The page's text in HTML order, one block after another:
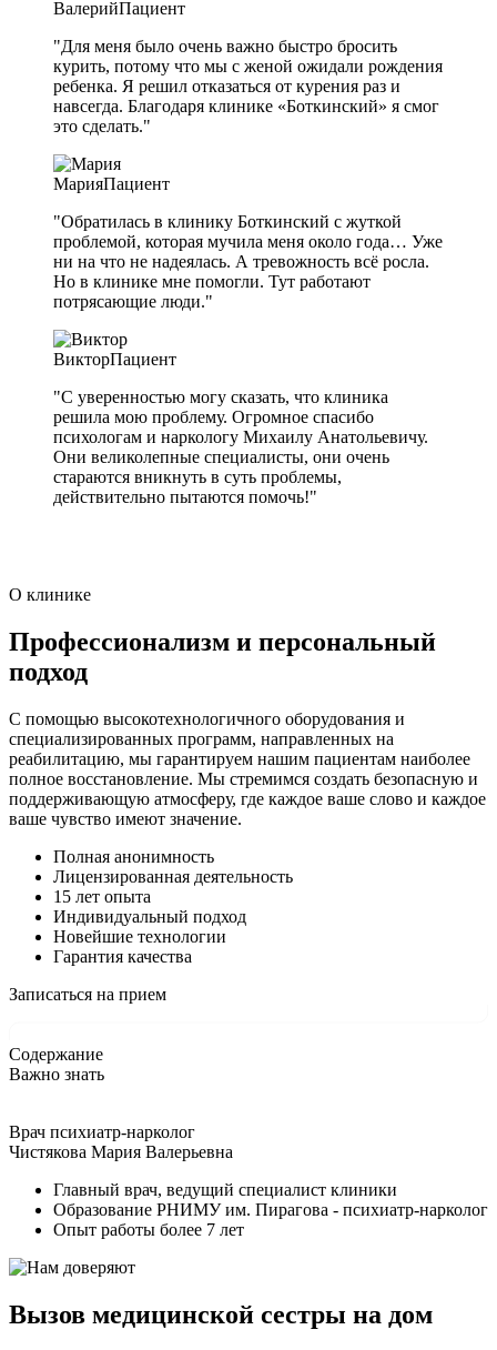
ВалерийПациент
"Для меня было очень важно быстро бросить
курить, потому что мы с женой ожидали рождения
ребенка. Я решил отказаться от курения раз и
навсегда. Благодаря клинике «Боткинский» я смог
это сделать."
МарияПациент
"Обратилась в клинику Боткинский с жуткой
проблемой, которая мучила меня около года… Уже
ни на что не надеялась. А тревожность всё росла.
Но в клинике мне помогли. Тут работают
потрясающие люди."
ВикторПациент
"С уверенностью могу сказать, что клиника
решила мою проблему. Огромное спасибо
психологам и наркологу Михаилу Анатольевичу.
Они великолепные специалисты, они очень
стараются вникнуть в суть проблемы,
действительно пытаются помочь!"
О клинике
Профессионализм и персональный
подход
С помощью высокотехнологичного оборудования и
специализированных программ, направленных на
реабилитацию, мы гарантируем нашим пациентам наиболее
полное восстановление. Мы стремимся создать безопасную и
поддерживающую атмосферу, где каждое ваше слово и каждое
ваше чувство имеют значение.
Полная анонимность
Лицензированная деятельность
15 лет опыта
Индивидуальный подход
Новейшие технологии
Гарантия качества
Записаться на прием
Содержание
Важно знать
Врач психиатр-нарколог
Чистякова Мария Валерьевна
Главный врач, ведущий специалист клиники
Образование РНИМУ им. Пирагова - психиатр-нарколог
Опыт работы более 7 лет
Вызов медицинской сестры на дом